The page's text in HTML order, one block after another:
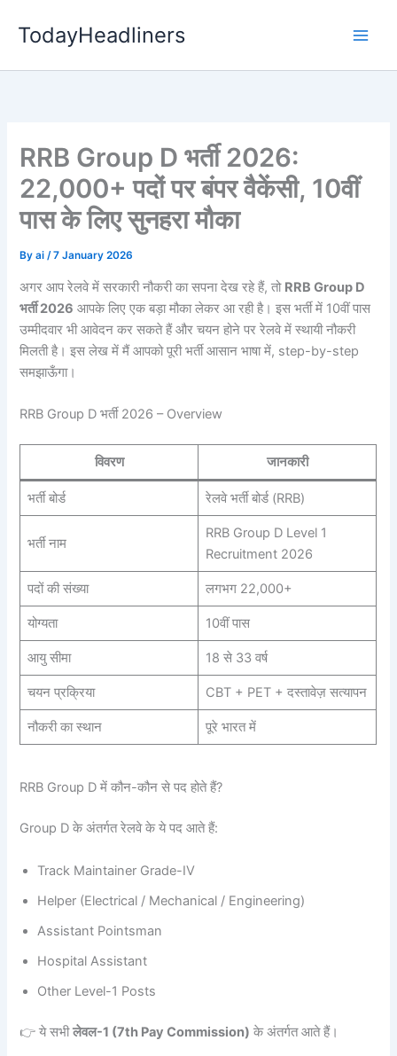
TodayHeadliners
RRB Group D भर्ती 2026:
22,000+ पदों पर बंपर वैकेंसी, 10वीं
पास के लिए सुनहरा मौका
Byai/7 January 2026
अगर आप रेलवे में सरकारी नौकरी का सपना देख रहे हैं, तो RRB Group D
भर्ती 2026 आपके लिए एक बड़ा मौका लेकर आ रही है। इस भर्ती में 10वीं पास
उम्मीदवार भी आवेदन कर सकते हैं और चयन होने पर रेलवे में स्थायी नौकरी
मिलती है। इस लेख में मैं आपको पूरी भर्ती आसान भाषा में, step-by-step
समझाऊँगा।
RRB Group D भर्ती 2026 – Overview
विवरण जानकारी
भर्ती बोर्ड रेलवे भर्ती बोर्ड (RRB)
भर्ती नाम
RRB Group D Level 1
Recruitment 2026
पदों की संख्या लगभग 22,000+
योग्यता 10वीं पास
आयु सीमा 18 से 33 वर्ष
चयन प्रक्रिया CBT + PET + दस्तावेज़ सत्यापन
नौकरी का स्थान पूरे भारत में
RRB Group D में कौन-कौन से पद होते हैं?
Group D के अंतर्गत रेलवे के ये पद आते हैं:
Track Maintainer Grade-IV
Helper (Electrical / Mechanical / Engineering)
Assistant Pointsman
Hospital Assistant
Other Level-1 Posts
👉 ये सभीलेवल-1 (7th Pay Commission) के अंतर्गत आते हैं।